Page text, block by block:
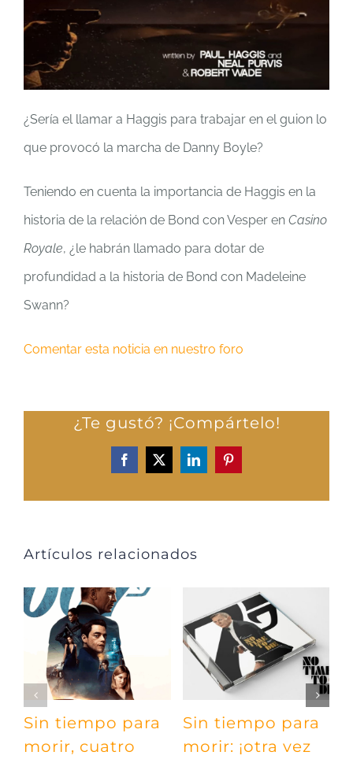
¿Sería el llamar a Haggis para trabajar en el guion lo
que provocó la marcha de Danny Boyle?
Teniendo en cuenta la importancia de Haggis en la
historia de la relación de Bond con Vesper en Casino
Royale, ¿le habrán llamado para dotar de
profundidad a la historia de Bond con Madeleine
Swann?
Comentar esta noticia en nuestro foro
¿Te gustó? ¡Compártelo!
Facebook
X LinkedInPinterest
Artículos relacionados
Sin tiempo para
morir, cuatro
Sin tiempo para
morir: ¡otra vez